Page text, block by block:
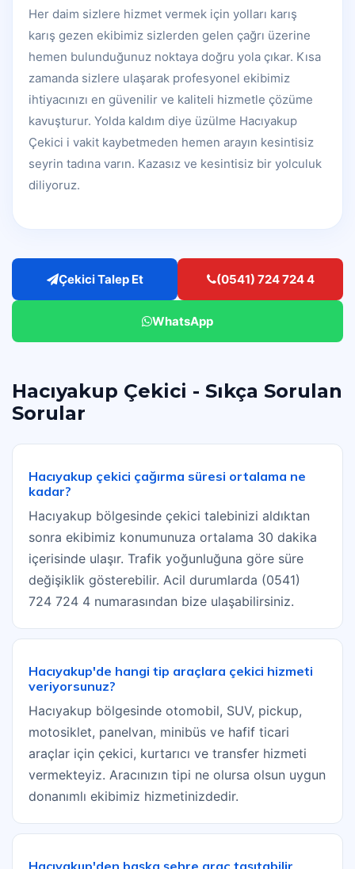
Her daim sizlere hizmet vermek için yolları karış
karış gezen ekibimiz sizlerden gelen çağrı üzerine
hemen bulunduğunuz noktaya doğru yola çıkar. Kısa
zamanda sizlere ulaşarak profesyonel ekibimiz
ihtiyacınızı en güvenilir ve kaliteli hizmetle çözüme
kavuşturur. Yolda kaldım diye üzülme Hacıyakup
Çekici i vakit kaybetmeden hemen arayın kesintisiz
seyrin tadına varın. Kazasız ve kesintisiz bir yolculuk
diliyoruz.
Çekici Talep Et (0541) 724 724 4
WhatsApp
Hacıyakup Çekici - Sıkça Sorulan
Sorular
Hacıyakup çekici çağırma süresi ortalama ne
kadar?
Hacıyakup bölgesinde çekici talebinizi aldıktan
sonra ekibimiz konumunuza ortalama 30 dakika
içerisinde ulaşır. Trafik yoğunluğuna göre süre
değişiklik gösterebilir. Acil durumlarda (0541)
724 724 4 numarasından bize ulaşabilirsiniz.
Hacıyakup'de hangi tip araçlara çekici hizmeti
veriyorsunuz?
Hacıyakup bölgesinde otomobil, SUV, pickup,
motosiklet, panelvan, minibüs ve hafif ticari
araçlar için çekici, kurtarıcı ve transfer hizmeti
vermekteyiz. Aracınızın tipi ne olursa olsun uygun
donanımlı ekibimiz hizmetinizdedir.